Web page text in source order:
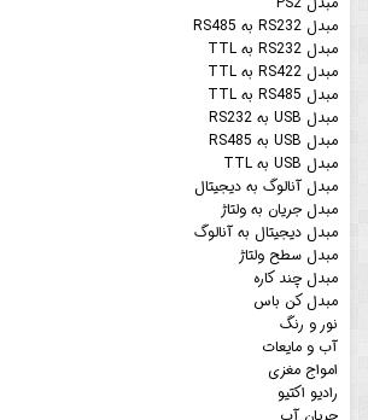
مبدل RS232 به RS485
مبدل RS232 به TTL
مبدل RS422 به TTL
مبدل RS485 به TTL
مبدل USB به RS232
مبدل USB به RS485
مبدل USB به TTL
مبدل آنالوگ به دیجیتال
مبدل جریان به ولتاژ
مبدل دیجیتال به آنالوگ
مبدل سطح ولتاژ
مبدل چند کاره
مبدل کن باس
نور و رنگ
آب و مایعات
امواج مغزی
رادیو اکتیو